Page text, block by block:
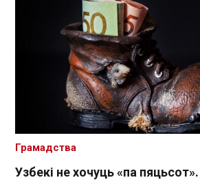
Узбекі не хочуць «па
Грамадства